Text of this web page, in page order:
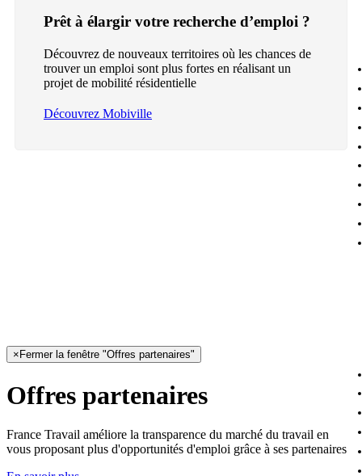
Prêt à élargir votre recherche d’emploi ?
Découvrez de nouveaux territoires où les chances de
trouver un emploi sont plus fortes en réalisant un
projet de mobilité résidentielle
Découvrez Mobiville
× Fermer la fenêtre "Offres partenaires"
Offres partenaires
France Travail améliore la transparence du marché du travail en
vous proposant plus d'opportunités d'emploi grâce à ses partenaires